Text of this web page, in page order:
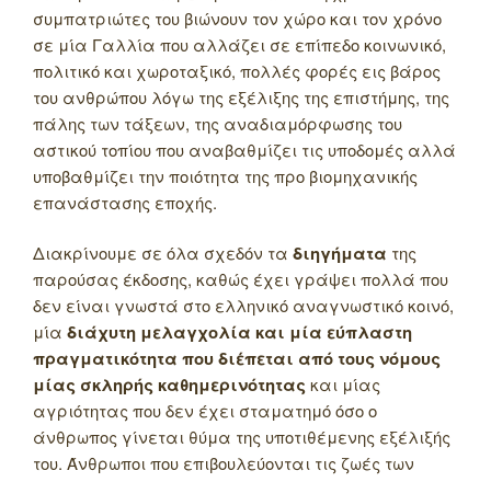
συμπατριώτες του βιώνουν τον χώρο και τον χρόνο
σε μία Γαλλία που αλλάζει σε επίπεδο κοινωνικό,
πολιτικό και χωροταξικό, πολλές φορές εις βάρος
του ανθρώπου λόγω της εξέλιξης της επιστήμης, της
πάλης των τάξεων, της αναδιαμόρφωσης του
αστικού τοπίου που αναβαθμίζει τις υποδομές αλλά
υποβαθμίζει την ποιότητα της προ βιομηχανικής
επανάστασης εποχής.
Διακρίνουμε σε όλα σχεδόν τα διηγήματα της
παρούσας έκδοσης, καθώς έχει γράψει πολλά που
δεν είναι γνωστά στο ελληνικό αναγνωστικό κοινό,
μία διάχυτη μελαγχολία και μία εύπλαστη
πραγματικότητα που διέπεται από τους νόμους
μίας σκληρής καθημερινότητας και μίας
αγριότητας που δεν έχει σταματημό όσο ο
άνθρωπος γίνεται θύμα της υποτιθέμενης εξέλιξής
του. Άνθρωποι που επιβουλεύονται τις ζωές των